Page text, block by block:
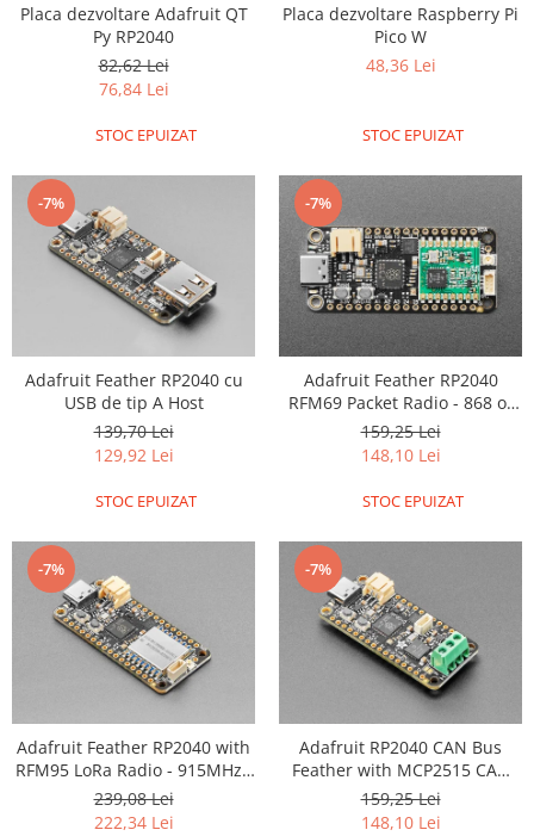
Placa dezvoltare Adafruit QT
Py RP2040
82,62 Lei
76,84 Lei
STOC EPUIZAT
Placa dezvoltare Raspberry Pi
Pico W
48,36 Lei
STOC EPUIZAT
-7%
Adafruit Feather RP2040 cu
USB de tip A Host
139,70 Lei
129,92 Lei
STOC EPUIZAT
-7%
Adafruit Feather RP2040
RFM69 Packet Radio - 868 or
915MHz - RadioFruit and
STEMMA QT
159,25 Lei
148,10 Lei
STOC EPUIZAT
-7%
Adafruit Feather RP2040 with
RFM95 LoRa Radio - 915MHz -
RadioFruit and STEMMA QT
239,08 Lei
222,34 Lei
-7%
Adafruit RP2040 CAN Bus
Feather with MCP2515 CAN
Controller - STEMMA QT
159,25 Lei
148,10 Lei